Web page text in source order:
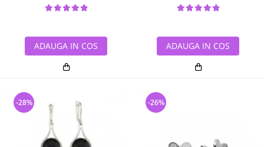
ADAUGA IN COS ADAUGA IN COS
-28% -26%